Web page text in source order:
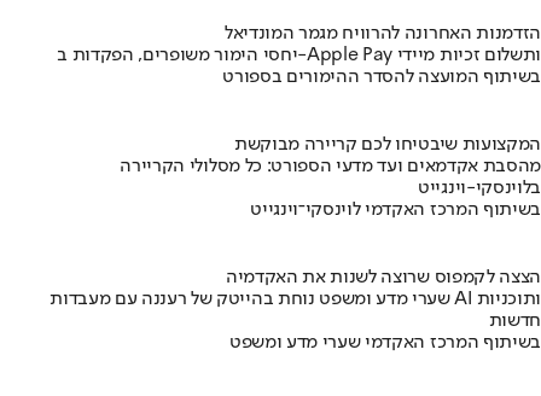
הזדמנות האחרונה להרוויח מגמר המונדיאל
יחסי הימור משופרים, הפקדות ב-Apple Pay ותשלום זכיות מיידי
בשיתוף המועצה להסדר ההימורים בספורט
המקצועות שיבטיחו לכם קריירה מבוקשת
מהסבת אקדמאים ועד מדעי הספורט: כל מסלולי הקריירה
בלוינסקי-וינגייט
בשיתוף המרכז האקדמי לוינסקי־וינגייט
הצצה לקמפוס שרוצה לשנות את האקדמיה
שערי מדע ומשפט נוחת בהייטק של רעננה עם מעבדות AI ותוכניות
חדשות
בשיתוף המרכז האקדמי שערי מדע ומשפט